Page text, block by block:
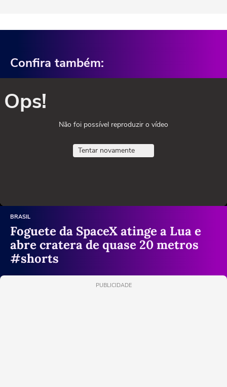
Confira também:
Ops!
Não foi possível reproduzir o vídeo
Tentar novamente
BRASIL
Foguete da SpaceX atinge a Lua e
abre cratera de quase 20 metros
#shorts
PUBLICIDADE